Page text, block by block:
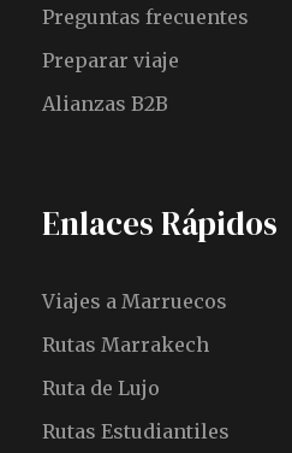
Preguntas frecuentes
Preparar viaje
Alianzas B2B
Enlaces Rápidos
Viajes a Marruecos
Rutas Marrakech
Ruta de Lujo
Rutas Estudiantiles